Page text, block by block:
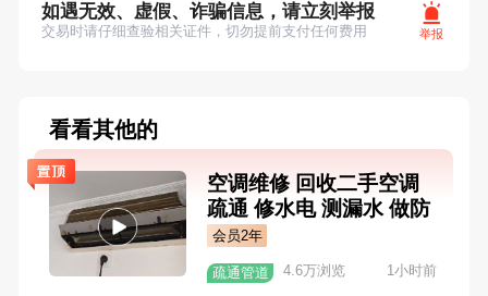
如遇无效、虚假、诈骗信息，请立刻举报
交易时请仔细查验相关证件，切勿提前支付任何费用 举报
看看其他的
空调维修 回收二手空调
疏通 修水电 测漏水 做防
水 18751015326 改下水
道 清洗维修 空调 太阳能
油烟机
会员2年
疏通管道 4.6万浏览 1小时前